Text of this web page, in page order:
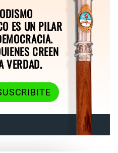
ES UN PILAR
CREEN
VERDAD.